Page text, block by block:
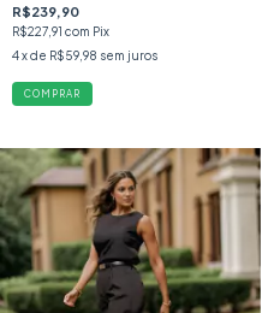
R$239,90
R$227,91 com Pix
4x de R$59,98 sem juros
COMPRAR